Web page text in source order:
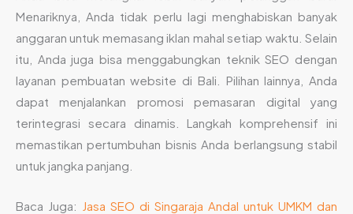
Menariknya, Anda tidak perlu lagi menghabiskan banyak
anggaran untuk memasang iklan mahal setiap waktu. Selain
itu, Anda juga bisa menggabungkan teknik SEO dengan
layanan pembuatan website di Bali. Pilihan lainnya, Anda
dapat menjalankan promosi pemasaran digital yang
terintegrasi secara dinamis. Langkah komprehensif ini
memastikan pertumbuhan bisnis Anda berlangsung stabil
untuk jangka panjang.
Baca Juga: Jasa SEO di Singaraja Andal untuk UMKM dan